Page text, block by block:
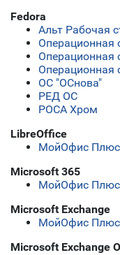
Fedora
Альт Рабочая
Операционная
Операционная
Операционная
ОС "ОСнова"
РЕД ОС
РОСА Хром
LibreOffice
МойОфис Плюс
Microsoft 365
МойОфис Плюс
Microsoft Exchange
МойОфис Плюс
Microsoft Exchange